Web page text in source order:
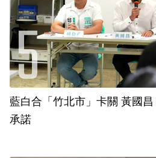
藍白合「竹北市」卡關 黃國
承諾